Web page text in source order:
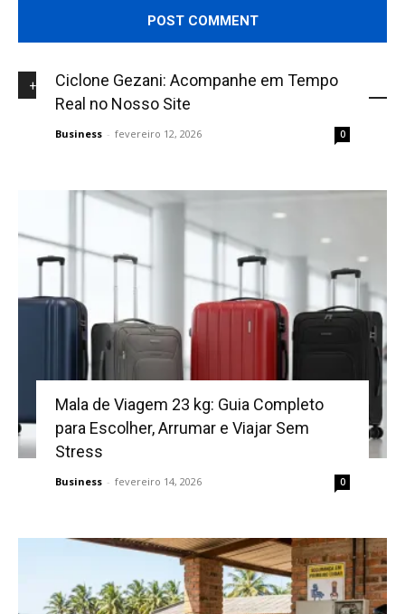
+NOVIDADES
Ciclone Gezani: Acompanhe em Tempo
Real no Nosso Site
Business - fevereiro 12, 2026 0
Mala de Viagem 23 kg: Guia Completo
para Escolher, Arrumar e Viajar Sem
Stress
Business - fevereiro 14, 2026 0